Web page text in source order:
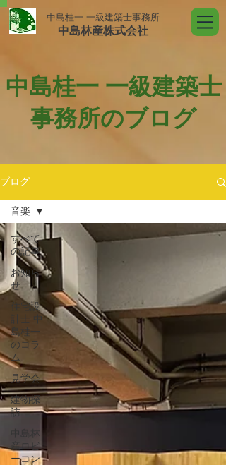
中島桂一 一級建築士事務所
中島林産株式会社
中島桂一 一級建築士
事務所のブログ
ブログ
すべて
の記事
お知ら
せ
住宅設
計士 中
島桂一
のコラ
ム
見学会
建物探
訪
中島林
産ロビ
ーコン
音楽